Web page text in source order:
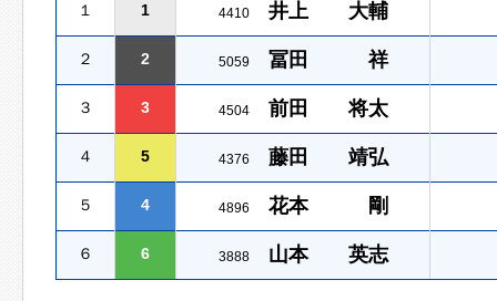
１ 1 4410 井上 大輔
２ 2 5059 冨田 祥
３ 3 4504 前田 将太
４ 5 4376 藤田 靖弘
５ 4 4896 花本 剛
６ 6 3888 山本 英志